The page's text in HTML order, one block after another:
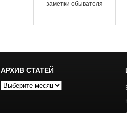
заметки обывателя
АРХИВ СТАТЕЙ
Архив